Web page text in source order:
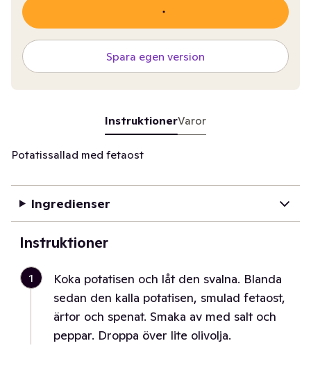
Spara egen version
InstruktionerVaror
Potatissallad med fetaost
Ingredienser
Instruktioner
1
Koka potatisen och låt den svalna. Blanda
sedan den kalla potatisen, smulad fetaost,
ärtor och spenat. Smaka av med salt och
peppar. Droppa över lite olivolja.